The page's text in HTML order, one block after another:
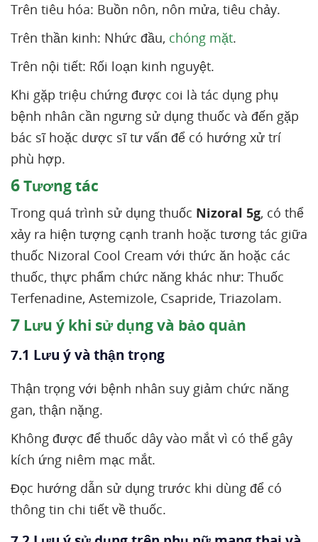
Trên tiêu hóa: Buồn nôn, nôn mửa, tiêu chảy.
Trên thần kinh: Nhức đầu, chóng mặt.
Trên nội tiết: Rối loạn kinh nguyệt.
Khi gặp triệu chứng được coi là tác dụng phụ
bệnh nhân cần ngưng sử dụng thuốc và đến gặp
bác sĩ hoặc dược sĩ tư vấn để có hướng xử trí
phù hợp.
6Tương tác
Trong quá trình sử dụng thuốc Nizoral 5g, có thể
xảy ra hiện tượng cạnh tranh hoặc tương tác giữa
thuốc Nizoral Cool Cream với thức ăn hoặc các
thuốc, thực phẩm chức năng khác như: Thuốc
Terfenadine, Astemizole, Csapride, Triazolam.
7 Lưu ý khi sử dụng và bảo quản
7.1 Lưu ý và thận trọng
Thận trọng với bệnh nhân suy giảm chức năng
gan, thận nặng.
Không được để thuốc dây vào mắt vì có thể gây
kích ứng niêm mạc mắt.
Đọc hướng dẫn sử dụng trước khi dùng để có
thông tin chi tiết về thuốc.